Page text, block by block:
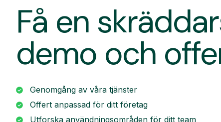
Få en
demo och
Genomgång av våra tjänster
Offert anpassad för ditt företag
Utforska användningsområden för ditt team